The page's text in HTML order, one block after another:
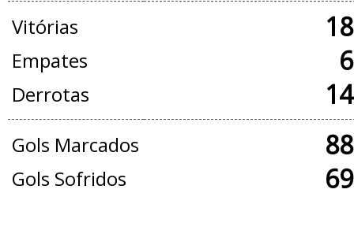
Vitórias
Empates
Derrotas
Gols Marcados
Gols Sofridos